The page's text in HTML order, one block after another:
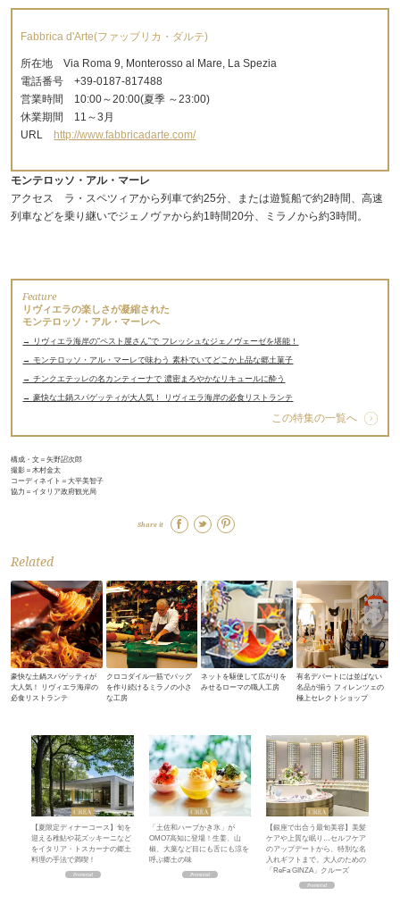
Fabbrica d'Arte(ファッブリカ・ダルテ)
所在地 Via Roma 9, Monterosso al Mare, La Spezia
電話番号 +39-0187-817488
営業時間 10:00～20:00(夏季 ～23:00)
休業期間 11～3月
URLhttp://www.fabbricadarte.com/
モンテロッソ・アル・マーレ
アクセス ラ・スペツィアから列車で約25分、または遊覧船で約2時間、高速
列車などを乗り継いでジェノヴァから約1時間20分、ミラノから約3時間。
Feature
リヴィエラの楽しさが凝縮された
モンテロッソ・アル・マーレへ
→ リヴィエラ海岸の“ペスト屋さん”で フレッシュなジェノヴェーゼを堪能！
→ モンテロッソ・アル・マーレで味わう 素朴でいてどこか上品な郷土菓子
→ チンクエテッレの名カンティーナで 濃密まろやかなリキュールに酔う
→ 豪快な土鍋スパゲッティが大人気！ リヴィエラ海岸の必食リストランテ
この特集の一覧へ
構成・文＝矢野詔次郎
撮影＝木村金太
コーディネイト＝大平美智子
協力＝イタリア政府観光局
Share it
Related
豪快な土鍋スパゲッティが
大人気！ リヴィエラ海岸の
必食リストランテ
クロコダイル一筋でバッグ
を作り続けるミラノの小さ
な工房
ネットを駆使して広がりを
みせるローマの職人工房
有名デパートには並ばない
名品が揃う フィレンツェの
極上セレクトショップ
【夏限定ディナーコース】旬を
迎える稚鮎や花ズッキーニなど
をイタリア・トスカーナの郷土
料理の手法で満喫！
「土佐和ハーブかき氷」が
OMO7高知に登場！生姜、山
椒、大葉など目にも舌にも涼を
呼ぶ郷土の味
【銀座で出合う最旬美容】美髪
ケアや上質な眠り…セルフケア
のアップデートから、特別な名
入れギフトまで。大人のための
「ReFa GINZA」クルーズ